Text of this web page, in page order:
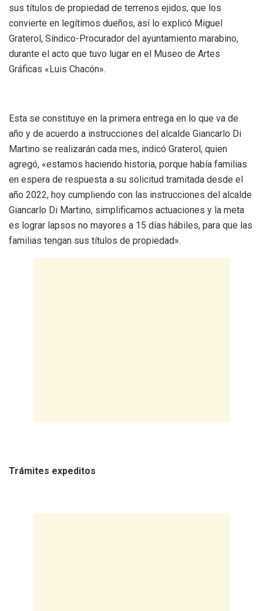
sus títulos de propiedad de terrenos ejidos, que los
convierte en legítimos dueños, así lo explicó Miguel
Graterol, Síndico-Procurador del ayuntamiento marabino,
durante el acto que tuvo lugar en el Museo de Artes
Gráficas «Luis Chacón».
Esta se constituye en la primera entrega en lo que va de
año y de acuerdo a instrucciones del alcalde Giancarlo Di
Martino se realizarán cada mes, indicó Graterol, quien
agregó, «estamos haciendo historia, porque había familias
en espera de respuesta a su solicitud tramitada desde el
año 2022, hoy cumpliendo con las instrucciones del alcalde
Giancarlo Di Martino, simplificamos actuaciones y la meta
es lograr lapsos no mayores a 15 días hábiles, para que las
familias tengan sus títulos de propiedad».
Trámites expeditos